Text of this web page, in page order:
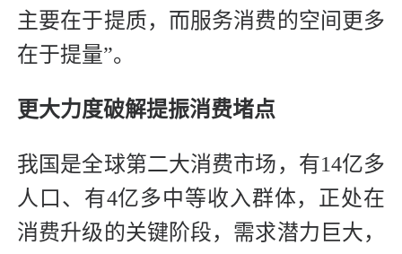
主要在于提质，而服务消费的空间更多
在于提量”。
更大力度破解提振消费堵点
我国是全球第二大消费市场，有14亿多
人口、有4亿多中等收入群体，正处在
消费升级的关键阶段，需求潜力巨大，